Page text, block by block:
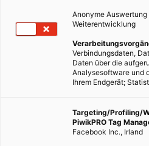
Anonyme
Weiterentwicklung
Verbindungsdaten,
Daten über die
Analysesoftware und
Ihrem Endgerät;
Targeting/Profiling/
PiwikPRO Tag
Facebook Inc., Irland